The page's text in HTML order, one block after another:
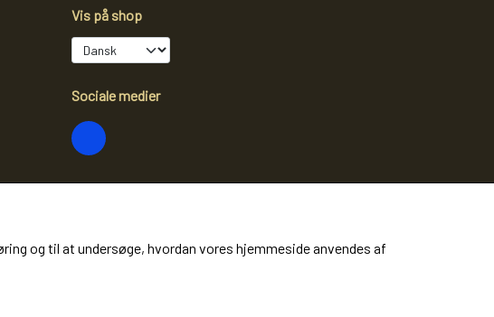
Vis på shop
Sociale medier
Modtag vores nyhedsbrev via e-mail
(mere information)
og til at undersøge, hvordan vores hjemmeside anvendes af